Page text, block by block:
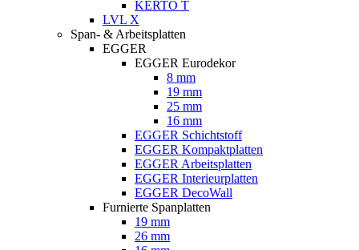
KERTO T
LVL X
Span- & Arbeitsplatten
EGGER
EGGER Eurodekor
8 mm
19 mm
25 mm
16 mm
EGGER Schichtstoff
EGGER Kompaktplatten
EGGER Arbeitsplatten
EGGER Interieurplatten
EGGER DecoWall
Furnierte Spanplatten
19 mm
26 mm